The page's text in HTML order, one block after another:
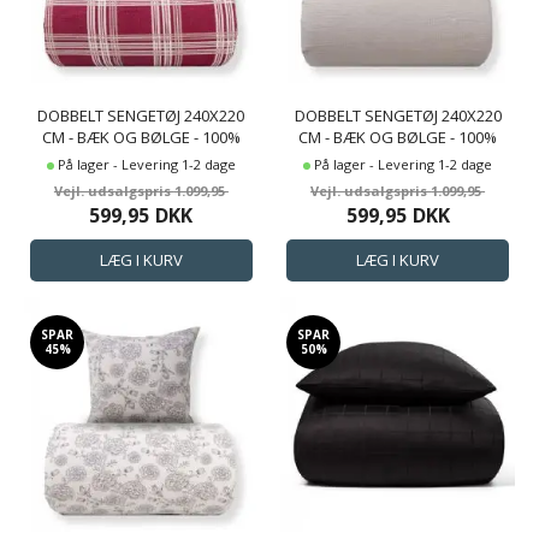
DOBBELT SENGETØJ 240X220
CM - BÆK OG BØLGE - 100%
BOMULDS KREP - RØDE TERN
På lager - Levering 1-2 dage
1.099,95
599,95 DKK
DOBBELT SENGETØJ 240X220
CM - BÆK OG BØLGE - 100%
BOMULDS KREP - SAND
ENSFARVET
På lager - Levering 1-2 dage
1.099,95
599,95 DKK
SPAR
45%
SPAR
50%